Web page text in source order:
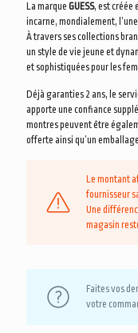
La marque GUESS, est créée
incarne, mondialement,
À travers ses collections
un style de vie jeune et
et sophistiquées pour les
Déjà garanties 2 ans, le
apporte une confiance
montres peuvent être
offerte ainsi qu’un
Le montant
fournisseur
Une
magasin
Faites vos
votre